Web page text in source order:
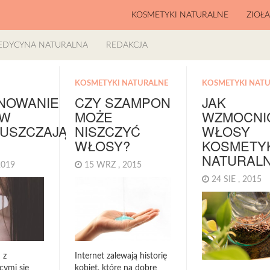
KOSMETYKI NATURALNE
NATURALNA REDAKCJA
z
KOSMETYKI NATURALNE
CZY SZAMPON
MOŻE
NISZCZYĆ
WŁOSY?
15 WRZ , 2015
Internet zalewają historię
KOSMETYKI
JAK
WŁOSY
24 SIE , 2015